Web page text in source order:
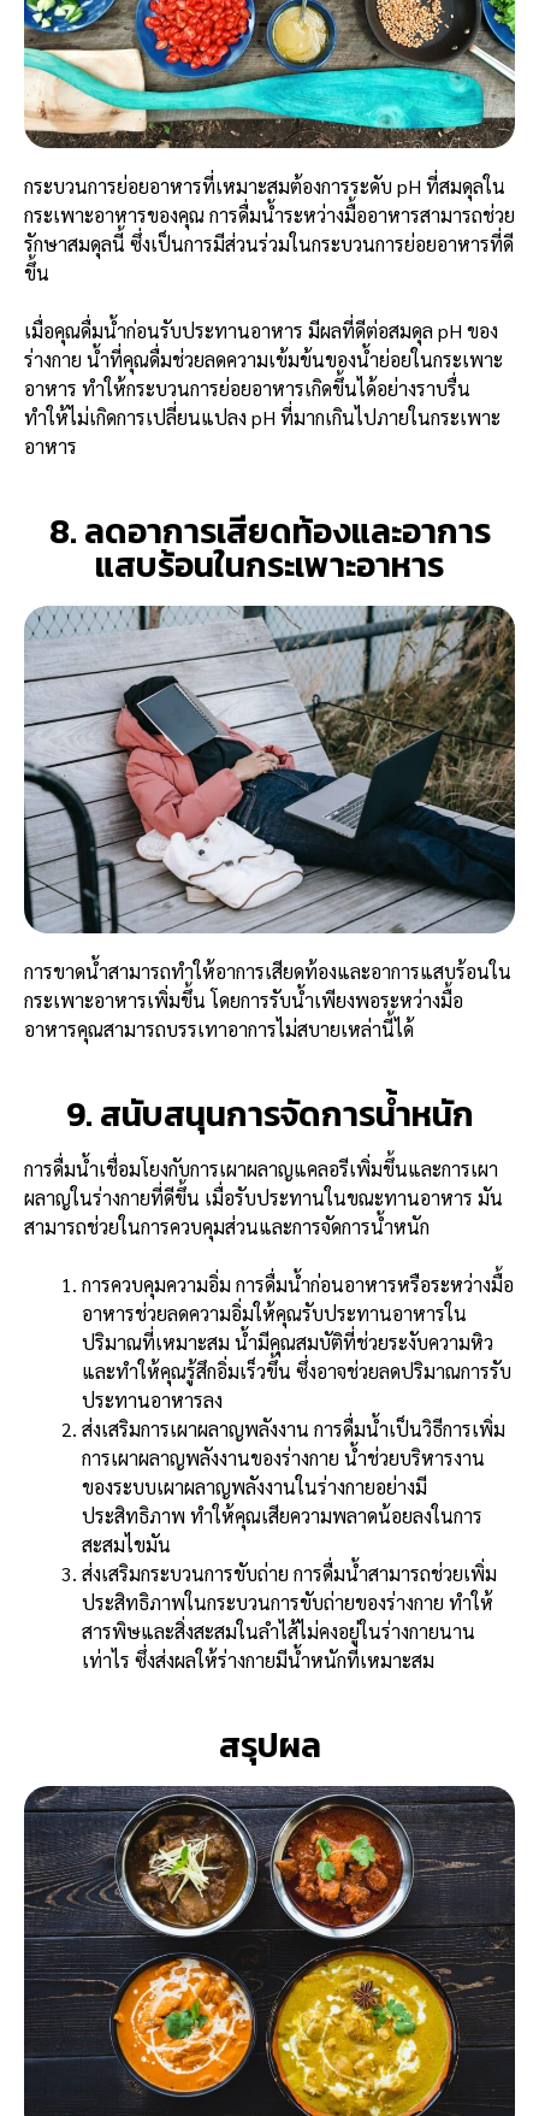
กระบวนการย่อยอาหารที่เหมาะสมต้องการระดับ pH ที่สมดุลใน
กระเพาะอาหารของคุณ การดื่มน้ำระหว่างมื้ออาหารสามารถช่วย
รักษาสมดุลนี้ ซึ่งเป็นการมีส่วนร่วมในกระบวนการย่อยอาหารที่ดี
ขึ้น
เมื่อคุณดื่มน้ำก่อนรับประทานอาหาร มีผลที่ดีต่อสมดุล pH ของ
ร่างกาย น้ำที่คุณดื่มช่วยลดความเข้มข้นของน้ำย่อยในกระเพาะ
อาหาร ทำให้กระบวนการย่อยอาหารเกิดขึ้นได้อย่างราบรื่น
ทำให้ไม่เกิดการเปลี่ยนแปลง pH ที่มากเกินไปภายในกระเพาะ
อาหาร
8. ลดอาการเสียดท้องและอาการ
แสบร้อนในกระเพาะอาหาร
การขาดน้ำสามารถทำให้อาการเสียดท้องและอาการแสบร้อนใน
กระเพาะอาหารเพิ่มขึ้น โดยการรับน้ำเพียงพอระหว่างมื้อ
อาหารคุณสามารถบรรเทาอาการไม่สบายเหล่านี้ได้
9. สนับสนุนการจัดการน้ำหนัก
การดื่มน้ำเชื่อมโยงกับการเผาผลาญแคลอรีเพิ่มขึ้นและการเผา
ผลาญในร่างกายที่ดีขึ้น เมื่อรับประทานในขณะทานอาหาร มัน
สามารถช่วยในการควบคุมส่วนและการจัดการน้ำหนัก
การควบคุมความอิ่ม การดื่มน้ำก่อนอาหารหรือระหว่างมื้อ
อาหารช่วยลดความอิ่มให้คุณรับประทานอาหารใน
ปริมาณที่เหมาะสม น้ำมีคุณสมบัติที่ช่วยระงับความหิว
และทำให้คุณรู้สึกอิ่มเร็วขึ้น ซึ่งอาจช่วยลดปริมาณการรับ
ประทานอาหารลง
ส่งเสริมการเผาผลาญพลังงาน การดื่มน้ำเป็นวิธีการเพิ่ม
การเผาผลาญพลังงานของร่างกาย น้ำช่วยบริหารงาน
ของระบบเผาผลาญพลังงานในร่างกายอย่างมี
ประสิทธิภาพ ทำให้คุณเสียความพลาดน้อยลงในการ
สะสมไขมัน
ส่งเสริมกระบวนการขับถ่าย การดื่มน้ำสามารถช่วยเพิ่ม
ประสิทธิภาพในกระบวนการขับถ่ายของร่างกาย ทำให้
สารพิษและสิ่งสะสมในลำไส้ไม่คงอยู่ในร่างกายนาน
เท่าไร ซึ่งส่งผลให้ร่างกายมีน้ำหนักที่เหมาะสม
สรุปผล